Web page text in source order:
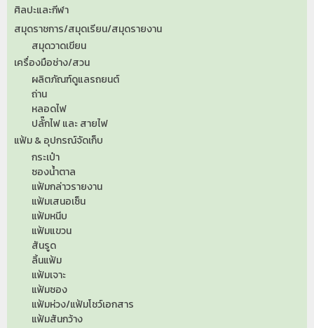
ศิลปะและกีฬา
สมุดราชการ/สมุดเรียน/สมุดรายงาน
สมุดวาดเขียน
เครื่องมือช่าง/สวน
ผลิตภัณฑ์ดูแลรถยนต์
ถ่าน
หลอดไฟ
ปลั๊กไฟ และ สายไฟ
แฟ้ม & อุปกรณ์จัดเก็บ
กระเป๋า
ซองน้ำตาล
แฟ้มกล่าวรายงาน
แฟ้มเสนอเซ็น
แฟ้มหนีบ
แฟ้มแขวน
สันรูด
ลิ้นแฟ้ม
แฟ้มเจาะ
แฟ้มซอง
แฟ้มห่วง/แฟ้มโชว์เอกสาร
แฟ้มสันกว้าง